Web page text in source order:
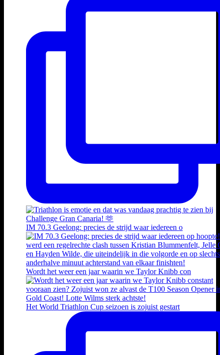
IM 70.3 Geelong: precies de strijd waar iedereen o
Wordt het weer een jaar waarin we Taylor Knibb con
Het World Triathlon Cup seizoen is zojuist gestart